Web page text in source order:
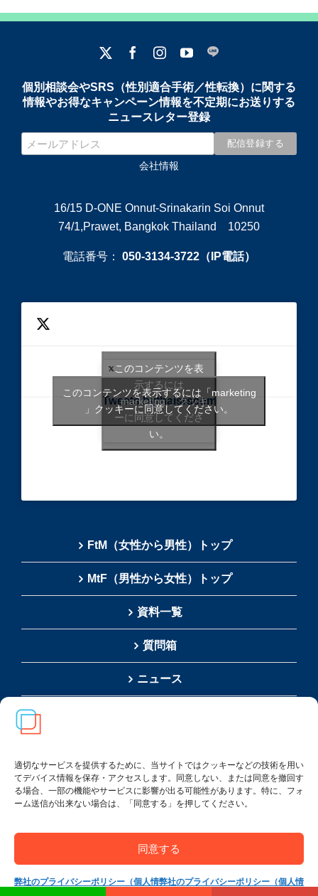
適切なサービスを提供するために、当サイトではクッキーなどの技術を用い
てデバイス情報を保存・アクセスします。同意しない、または同意を撤回す
る場合、一部の機能やサービスに影響が出る可能性があります。特に、フォ
ーム送信が出来ない場合は、「同意する」を押してください。
同意する
弊社のプライバシーポリシー（個人情弊社のプライバシーポリシー（個人情
個別相談会やSRS（性別適合手術／性転換）に関する
情報やお得なキャンペーン情報を不定期にお送りする
ニュースレター登録
会社情報
16/15 D-ONE Onnut-Srinakarin Soi Onnut
74/1,Prawet, Bangkok Thailand 10250
電話番号： 050-3134-3722（IP電話）
Tweets bythaisrscom
このコンテンツを表
示するには
「marketing 」クッキ
ーに同意してくださ
い。
このコンテンツを表示するには「marketing
」クッキーに同意してください。
FtM（女性から男性）トップ
MtF（男性から女性）トップ
資料一覧
質問箱
ニュース
お問い合わせ
検